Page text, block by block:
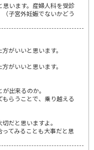
思います。産婦人科を受診
子宮外妊娠でないかどう
がいいと思います。
がいいと思います。
出来るのか。
らうことで、乗り越える
だと思いますよ。
てみることも大事だと思